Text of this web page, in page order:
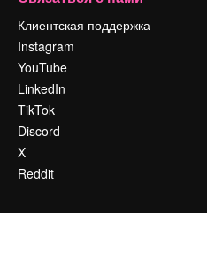
Клиентская поддержка
Instagram
YouTube
LinkedIn
TikTok
Discord
X
Reddit